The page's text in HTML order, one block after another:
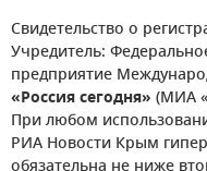
Свидетельство о
Учредитель:
предприятие
«Россия сегодня» (МИА
При любом
РИА Новости Крым